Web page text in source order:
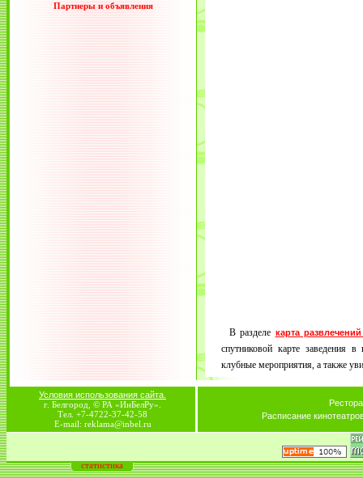
Партнеры и объявления
В разделе карта
спутниковой карте заведения
клубные мероприятия, а также
Условия использования сайта.
г. Белгород, © РА «ИнБелРу».
Тел. +7-4722-37-42-58
E-mail: reklama@inbel.ru
Расписание
статистика